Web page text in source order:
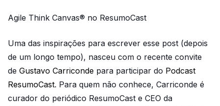
Agile Think Canvas® no ResumoCast
Uma das inspirações para escrever esse post (depois
de um longo tempo), nasceu com o recente convite
de Gustavo Carriconde para participar do Podcast
ResumoCast. Para quem não conhece, Carriconde é
curador do periódico ResumoCast e CEO da